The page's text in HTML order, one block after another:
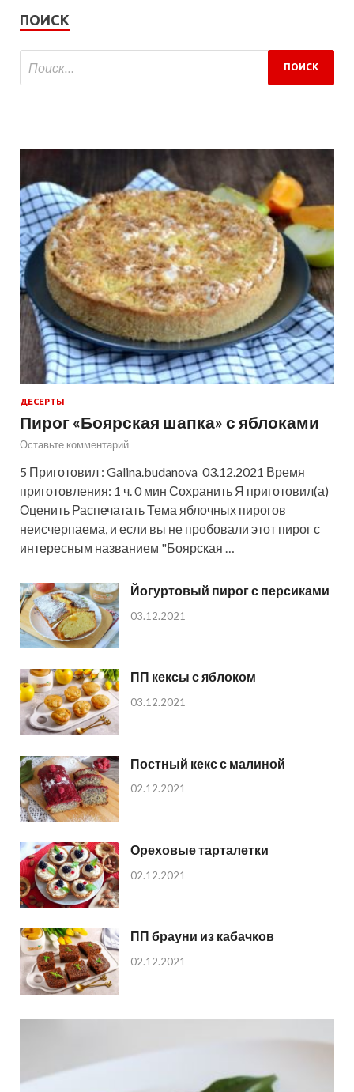
ПОИСК
ДЕСЕРТЫ
Пирог «Боярская шапка» с яблоками
Оставьте комментарий
5 Приготовил : Galina.budanova 03.12.2021 Время
приготовления: 1 ч. 0 мин Сохранить Я приготовил(а)
Оценить Распечатать Тема яблочных пирогов
неисчерпаема, и если вы не пробовали этот пирог с
интересным названием "Боярская …
Йогуртовый пирог с персиками
03.12.2021
ПП кексы с яблоком
03.12.2021
Постный кекс с малиной
02.12.2021
Ореховые тарталетки
02.12.2021
ПП брауни из кабачков
02.12.2021